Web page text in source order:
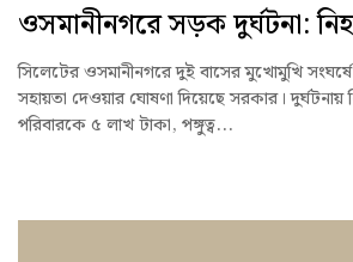
ওসমানীনগরে সড়ক দুর্ঘটনা:
সিলেটের ওসমানীনগরে দুই বাসের মুখোমুখি
সহায়তা দেওয়ার ঘোষণা দিয়েছে সরকার। দুর্ঘটনায়
পরিবারকে ৫ লাখ টাকা, পঙ্গুত্ব...